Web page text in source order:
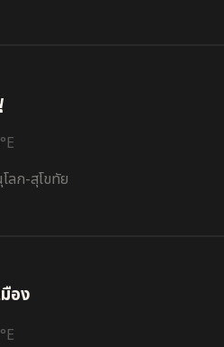
°E
ลก-สุโขทัย
อง
°E